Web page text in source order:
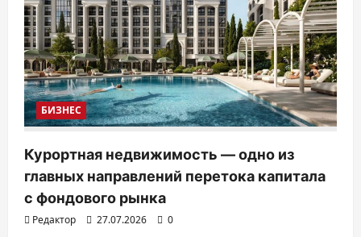
а
п
и
с
я
БИЗНЕС
Курортная недвижимость — одно из
главных направлений перетока капитала
с фондового рынка
Редактор 27.07.2026 0